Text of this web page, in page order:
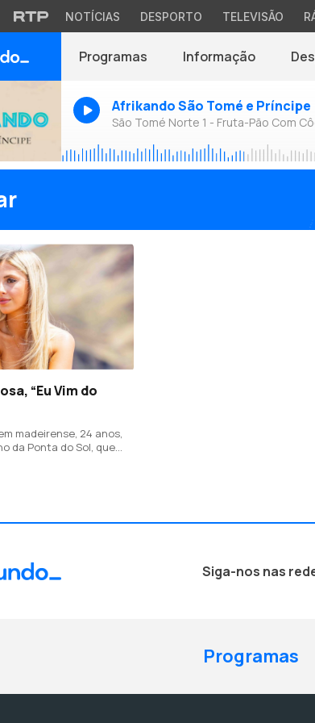
NOTÍCIAS DESPORTO TELEVISÃO
Programas Informação
Afrikando São Tomé e Príncipe
São Tomé Norte 1 - Fruta-Pão Com
“Eu Vim do
madeirense, 24 anos,
da Ponta do Sol, que
Siga-nos nas
Programas